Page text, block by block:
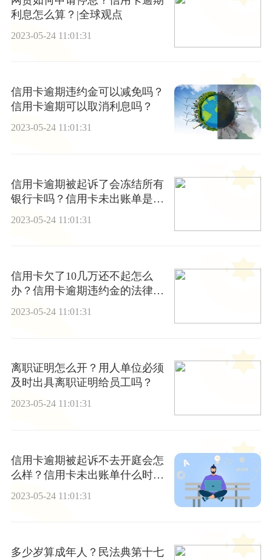
利息怎么算？|全球观点
2023-05-24 11:01:31
信用卡逾期违约金可以减免吗？
信用卡逾期可以取消利息吗？
2023-05-24 11:01:31
信用卡逾期被起诉了会冻结所有
银行卡吗？信用卡未出账单是什
2023-05-24 11:01:31
信用卡欠了10几万还不起怎么
办？信用卡逾期违约金的法律规
定上限
2023-05-24 11:01:31
离职证明怎么开？用人单位必须
及时出具离职证明给员工吗？
2023-05-24 11:01:31
信用卡逾期被起诉不去开庭会怎
么样？信用卡未出账单什么时候
2023-05-24 11:01:31
多少岁算成年人？民法典第十七